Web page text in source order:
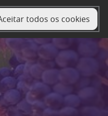
todos os cookies